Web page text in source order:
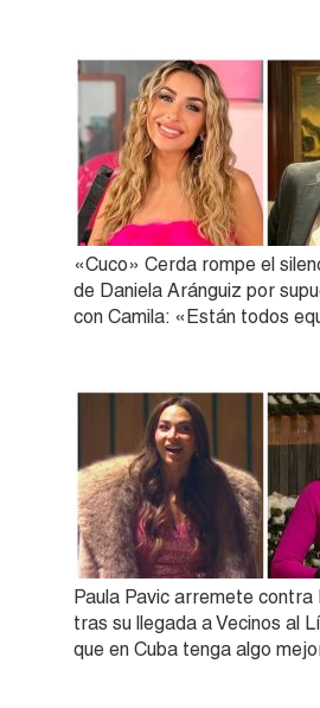
«Cuco» Cerda rompe el
de Daniela Aránguiz por
con Camila: «Están todos
Paula Pavic arremete contra
tras su llegada a Vecinos al
que en Cuba tenga algo